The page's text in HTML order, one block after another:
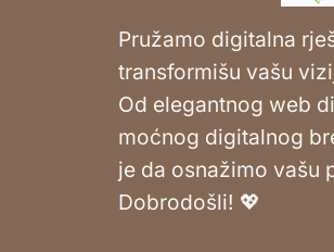
Pružamo digitalna
transformišu vašu
Od elegantnog web
moćnog digitalnog
je da osnažimo vašu
Dobrodošli! 💖